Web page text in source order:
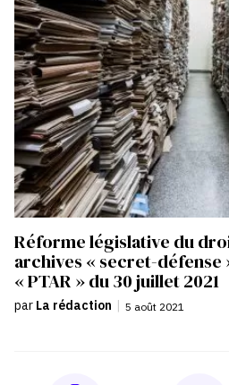
Réforme législative du
archives « secret-défense
« PTAR » du 30 juillet 2021
par La rédaction | 5 août 2021